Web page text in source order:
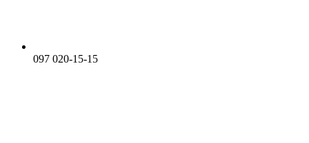
097 020-15-15